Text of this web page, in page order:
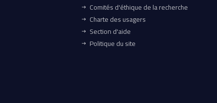
Comités d'éthique de la recherche
Charte des usagers
Section d'aide
Politique du site